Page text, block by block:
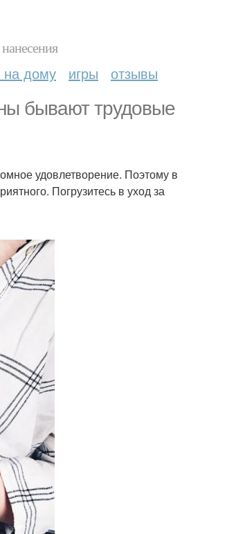
на дому игры отзывы
бывают трудовые
удовлетворение. Поэтому в
Погрузитесь в уход за